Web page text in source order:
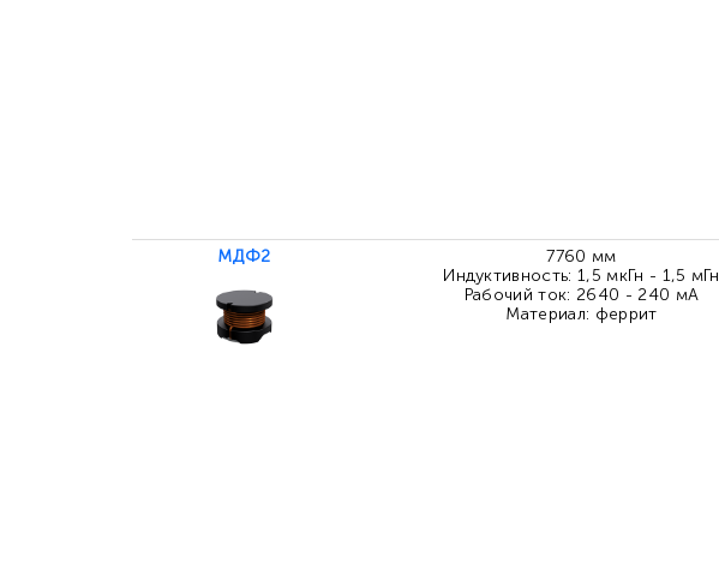
МДФ2
7760 мм
Индуктивность: 1,5 мкГн - 1,5 мГн
Рабочий ток: 2640 - 240 мА
Материал: феррит